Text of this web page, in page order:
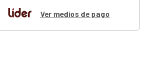
Ver medios de pago